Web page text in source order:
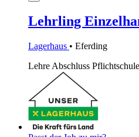
Lehrling
Lagerhaus • Eferding
Lehre Abschluss Pflichtschule